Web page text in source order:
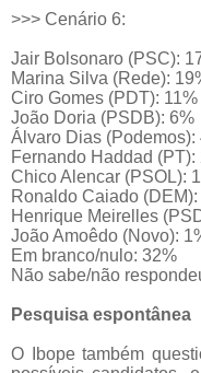
>>> Cenário 6:
Jair Bolsonaro (PSC):
Marina Silva (Rede):
Ciro Gomes (PDT): 11%
João Doria (PSDB): 6%
Álvaro Dias (Podemos):
Fernando Haddad (PT):
Chico Alencar (PSOL):
Ronaldo Caiado (DEM):
Henrique Meirelles
João Amoêdo (Novo):
Em branco/nulo: 32%
Não sabe/não
Pesquisa espontânea
O Ibope também